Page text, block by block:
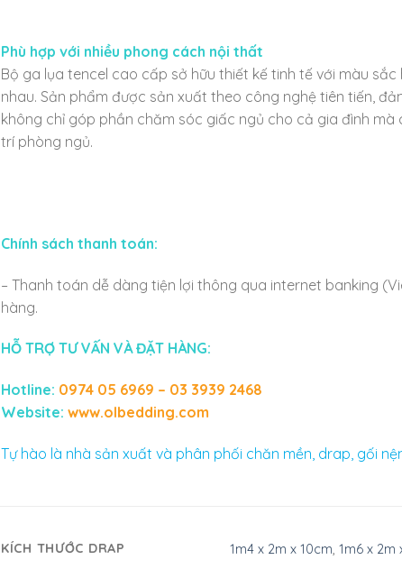
Phù hợp với nhiều phong cách nội thất
Bộ ga lụa tencel cao cấp sở hữu thiết kế tinh tế với màu
nhau. Sản phẩm được sản xuất theo công nghệ tiên tiến,
không chỉ góp phần chăm sóc giấc ngủ cho cả gia đình
trí phòng ngủ.
Chính sách thanh toán:
– Thanh toán dễ dàng tiện lợi thông qua internet banking
hàng.
HỖ TRỢ TƯ VẤN VÀ ĐẶT HÀNG:
Hotline: 0974 05 6969 – 03 3939 2468
Website: www.olbedding.com
Tự hào là nhà sản xuất và phân phối chăn mền, drap, gối
KÍCH THƯỚC DRAP 1m4 x 2m x 10cm,1m6 x 2m